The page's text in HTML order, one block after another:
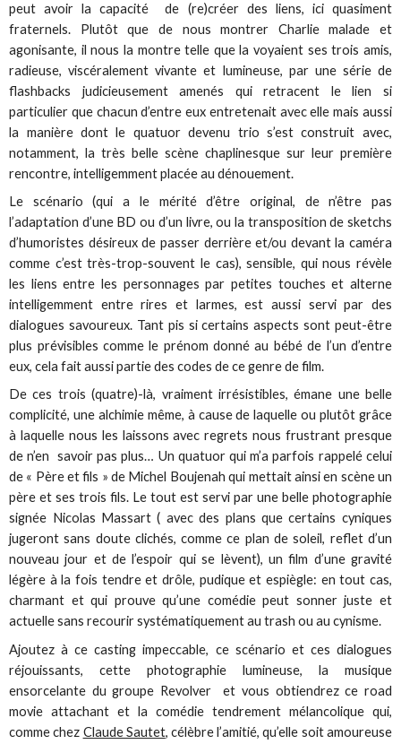
peut avoir la capacité de (re)créer des liens, ici quasiment
fraternels. Plutôt que de nous montrer Charlie malade et
agonisante, il nous la montre telle que la voyaient ses trois amis,
radieuse, viscéralement vivante et lumineuse, par une série de
flashbacks judicieusement amenés qui retracent le lien si
particulier que chacun d’entre eux entretenait avec elle mais aussi
la manière dont le quatuor devenu trio s’est construit avec,
notamment, la très belle scène chaplinesque sur leur première
rencontre, intelligemment placée au dénouement.
Le scénario (qui a le mérité d’être original, de n’être pas
l’adaptation d’une BD ou d’un livre, ou la transposition de sketchs
d’humoristes désireux de passer derrière et/ou devant la caméra
comme c’est très-trop-souvent le cas), sensible, qui nous révèle
les liens entre les personnages par petites touches et alterne
intelligemment entre rires et larmes, est aussi servi par des
dialogues savoureux. Tant pis si certains aspects sont peut-être
plus prévisibles comme le prénom donné au bébé de l’un d’entre
eux, cela fait aussi partie des codes de ce genre de film.
De ces trois (quatre)-là, vraiment irrésistibles, émane une belle
complicité, une alchimie même, à cause de laquelle ou plutôt grâce
à laquelle nous les laissons avec regrets nous frustrant presque
de n’en savoir pas plus… Un quatuor qui m’a parfois rappelé celui
de « Père et fils » de Michel Boujenah qui mettait ainsi en scène un
père et ses trois fils. Le tout est servi par une belle photographie
signée Nicolas Massart ( avec des plans que certains cyniques
jugeront sans doute clichés, comme ce plan de soleil, reflet d’un
nouveau jour et de l’espoir qui se lèvent), un film d’une gravité
légère à la fois tendre et drôle, pudique et espiègle: en tout cas,
charmant et qui prouve qu’une comédie peut sonner juste et
actuelle sans recourir systématiquement au trash ou au cynisme.
Ajoutez à ce casting impeccable, ce scénario et ces dialogues
réjouissants, cette photographie lumineuse, la musique
ensorcelante du groupe Revolver et vous obtiendrez ce road
movie attachant et la comédie tendrement mélancolique qui,
comme chez Claude Sautet, célèbre l’amitié, qu’elle soit amoureuse